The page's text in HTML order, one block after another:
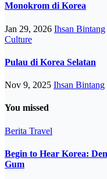
Monokrom di Korea
Jan 29, 2026 Ihsan Bintang
Culture
Pulau di Korea Selatan
Nov 9, 2025 Ihsan Bintang
You missed
Berita Travel
Begin to Hear Korea:
Gum